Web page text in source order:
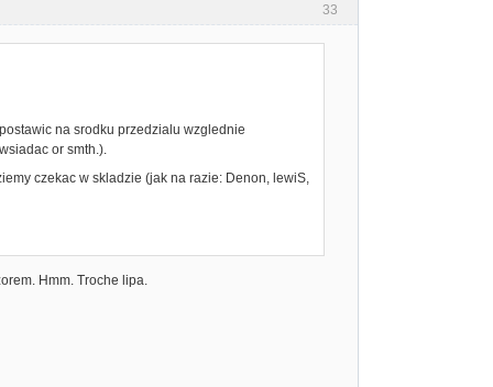
33
na srodku przedzialu wzglednie
or smth.).
czekac w skladzie (jak na razie: Denon, lewiS,
Hmm. Troche lipa.